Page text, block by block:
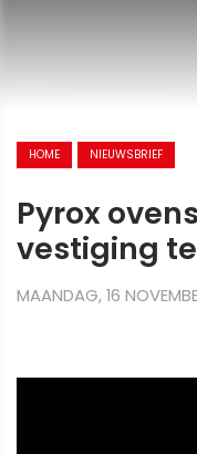
HOME NIEUWSBRIEF
Pyrox
vestiging
MAANDAG, 16